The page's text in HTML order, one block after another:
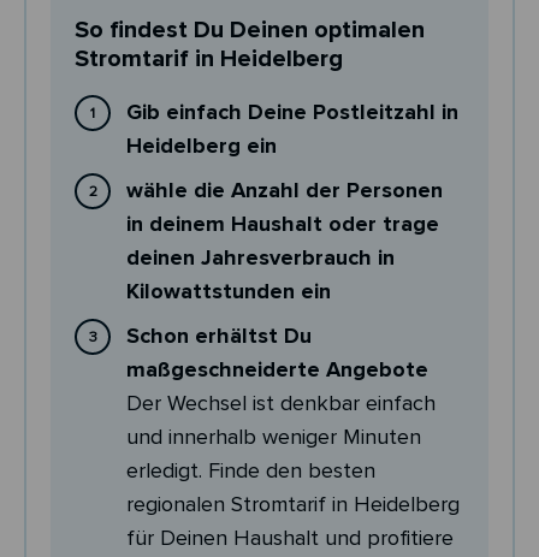
So findest Du Deinen optimalen
Stromtarif in Heidelberg
Gib einfach Deine Postleitzahl in
Heidelberg ein
wähle die Anzahl der Personen
in deinem Haushalt oder trage
deinen Jahresverbrauch in
Kilowattstunden ein
Schon erhältst Du
maßgeschneiderte Angebote
Der Wechsel ist denkbar einfach
und innerhalb weniger Minuten
erledigt. Finde den besten
regionalen Stromtarif in Heidelberg
für Deinen Haushalt und profitiere